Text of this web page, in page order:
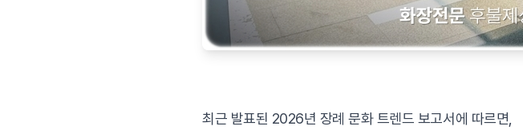
최근 발표된 2026년 장례 문화 트렌드 보고서에 따르면,